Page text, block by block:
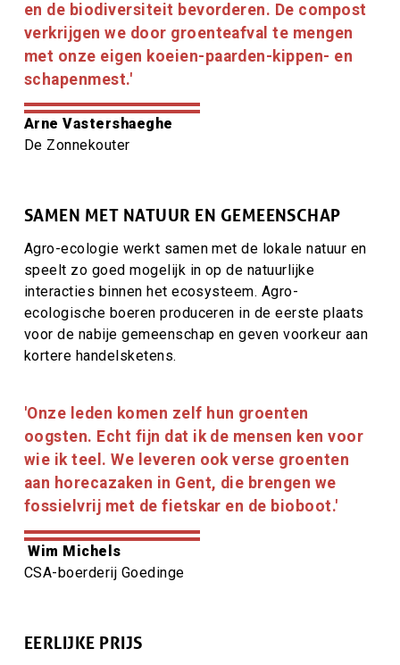
en de biodiversiteit bevorderen. De compost
verkrijgen we door groenteafval te mengen
met onze eigen koeien-paarden-kippen- en
schapenmest.'
Citaat
auteur
Arne Vastershaeghe
Citaat
De Zonnekouter
SAMEN MET NATUUR EN GEMEENSCHAP
Agro-ecologie werkt samen met de lokale natuur en
speelt zo goed mogelijk in op de natuurlijke
interacties binnen het ecosysteem. Agro-
ecologische boeren produceren in de eerste plaats
voor de nabije gemeenschap en geven voorkeur aan
kortere handelsketens.
Citaat
tekst
'Onze leden komen zelf hun groenten
oogsten. Echt fijn dat ik de mensen ken voor
wie ik teel. We leveren ook verse groenten
aan horecazaken in Gent, die brengen we
fossielvrij met de fietskar en de bioboot.'
Citaat
auteur
Wim Michels
Citaat
CSA-boerderij Goedinge
EERLIJKE PRIJS